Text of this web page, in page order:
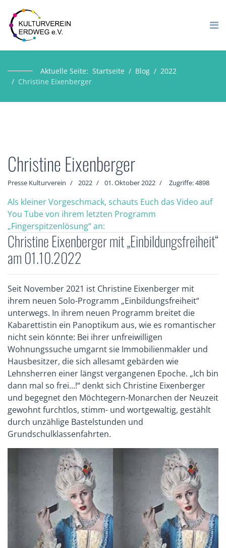
Aktuelle Seite: Startseite Blog
2022
Christine Eixenberger
Christine Eixenberger
Presse Kulturverein 2022 01. Oktober 2022 Zugriffe: 4898
Als kleiner Vorgeschmack, schauts Euch das Video auf
You Tube von ihrem letzten Programm
„Fingerspitzenlösung“ an:
Christine Eixenberger mit „Einbildungsfreiheit“
am 01.10.2022
Seit November 2021 ist Christine Eixenberger mit
ihrem neuen Solo-Programm „Einbildungsfreiheit“
unterwegs. In ihrem neuen Programm breitet die
Kabarettistin ein Panoptikum aus, wie es romantischer
nicht sein könnte: Bei ihrer unfreiwilligen
Wohnungssuche umgarnt sie Immobilienmakler und
Hausbesitzer, die sich allesamt gebärden wie
Lehnsherren einer längst vergangenen Epoche. „Ich bin
dann mal so frei...!“ denkt sich Christine Eixenberger
und begegnet den Möchtegern-Monarchen der Neuzeit
gewohnt furchtlos, stimm- und wortgewaltig, gestählt
durch unzählige Bastelstunden und
Grundschulklassenfahrten.